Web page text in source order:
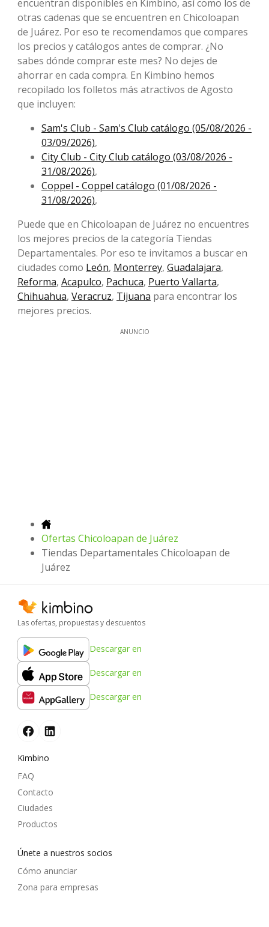
encuentran disponibles en Kimbino, así como los de
otras cadenas que se encuentren en Chicoloapan
de Juárez. Por eso te recomendamos que compares
los precios y catálogos antes de comprar. ¿No
sabes dónde comprar este mes? No dejes de
ahorrar en cada compra. En Kimbino hemos
recopilado los folletos más atractivos de Agosto
que incluyen:
Sam's Club - Sam's Club catálogo (05/08/2026 -
03/09/2026),
City Club - City Club catálogo (03/08/2026 -
31/08/2026),
Coppel - Coppel catálogo (01/08/2026 -
31/08/2026),
Puede que en Chicoloapan de Juárez no encuentres
los mejores precios de la categoría Tiendas
Departamentales. Por eso te invitamos a buscar en
ciudades como León, Monterrey, Guadalajara,
Reforma, Acapulco, Pachuca, Puerto Vallarta,
Chihuahua, Veracruz, Tijuana para encontrar los
mejores precios.
ANUNCIO
Ofertas Chicoloapan de Juárez
Tiendas Departamentales Chicoloapan de
Juárez
Las ofertas, propuestas y descuentos
Descargar en
Descargar en
Descargar en
Kimbino
FAQ
Contacto
Ciudades
Productos
Únete a nuestros socios
Cómo anunciar
Zona para empresas